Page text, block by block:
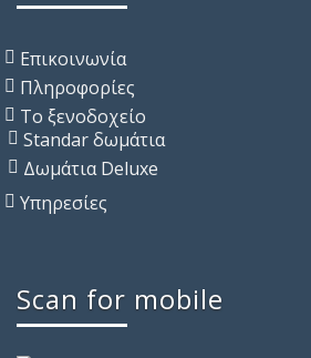
Επικοινωνία
Πληροφορίες
Το ξενοδοχείο
Standar δωμάτια
Δωμάτια Deluxe
Υπηρεσίες
Scan for mobile